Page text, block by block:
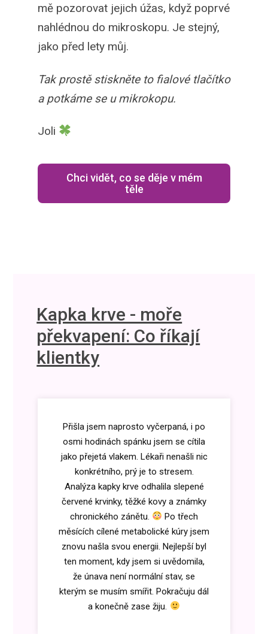
mě pozorovat jejich úžas, když poprvé
nahlédnou do mikroskopu. Je stejný,
jako před lety můj.
Tak prostě stiskněte to fialové tlačítko
a potkáme se u mikrokopu.
Joli
Chci vidět, co se děje v mém
těle
Kapka krve - moře
překvapení: Co říkají
klientky
Přišla jsem naprosto vyčerpaná, i po
osmi hodinách spánku jsem se cítila
jako přejetá vlakem. Lékaři nenašli nic
konkrétního, prý je to stresem.
Analýza kapky krve odhalila slepené
červené krvinky, těžké kovy a známky
chronického zánětu.
Po třech
měsících cílené metabolické kúry jsem
znovu našla svou energii. Nejlepší byl
ten moment, kdy jsem si uvědomila,
že únava není normální stav, se
kterým se musím smířit. Pokračuju dál
a konečně zase žiju.